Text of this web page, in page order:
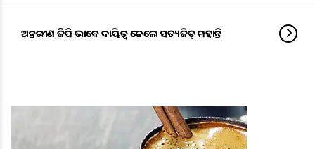
ଅନ୍ତରୀଣ ଡିଜିପି ଭାବେ ଦାୟିତ୍ବ ନେଲେ ସତ୍ୟଜିତ୍ ମହାନ୍ତି